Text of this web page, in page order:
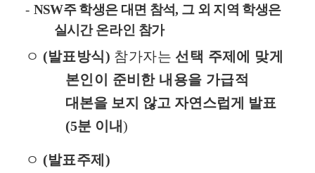
- NSW주 학생은 대면 참석, 그 외 지역 학생은
실시간 온라인 참가
ㅇ (발표방식) 참가자는 선택 주제에 맞게
본인이 준비한 내용을 가급적
대본을 보지 않고 자연스럽게 발표
(5분 이내)
ㅇ (발표주제 )